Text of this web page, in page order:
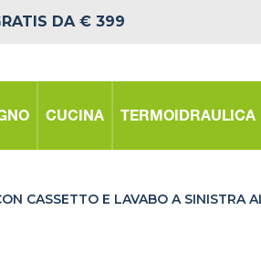
DA € 399
CUCINA TERMOIDRAULICA
CASSETTO E LAVABO A SINISTRA